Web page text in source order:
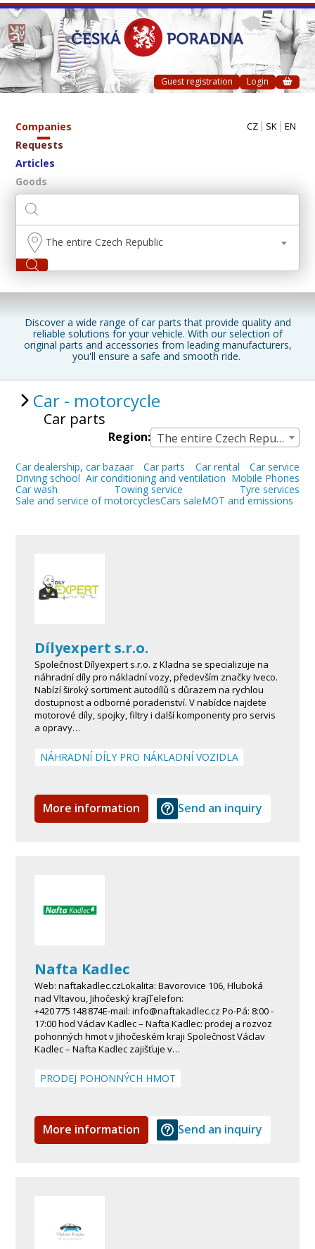
Guest registration Login
Companies
Requests
Articles
Goods
CZ SK EN
The entire Czech Republic
Discover a wide range of car parts that provide quality and
reliable solutions for your vehicle. With our selection of
original parts and accessories from leading manufacturers,
you'll ensure a safe and smooth ride.
Car - motorcycle
Car parts
Region: The entire Czech Republic
Car dealership, car bazaar Car parts Car rental
Car service
Driving school Air conditioning and ventilation Mobile Phones
Car wash
Towing service
Tyre services
Sale and service of motorcyclesCars saleMOT and emissions
Dílyexpert s.r.o.
Společnost Dílyexpert s.r.o. z Kladna se specializuje na
náhradní díly pro nákladní vozy, především značky Iveco.
Nabízí široký sortiment autodílů s důrazem na rychlou
dostupnost a odborné poradenství. V nabídce najdete
motorové díly, spojky, filtry i další komponenty pro servis
a opravy…
NÁHRADNÍ DÍLY PRO NÁKLADNÍ VOZIDLA
More information Send an inquiry
Nafta Kadlec
Web: naftakadlec.czLokalita: Bavorovice 106, Hluboká
nad Vltavou, Jihočeský krajTelefon:
+420 775 148 874E‑mail: info@naftakadlec.cz Po-Pá: 8:00 -
17:00 hod Václav Kadlec – Nafta Kadlec: prodej a rozvoz
pohonných hmot v Jihočeském kraji Společnost Václav
Kadlec – Nafta Kadlec zajišťuje v…
PRODEJ POHONNÝCH HMOT
More information Send an inquiry